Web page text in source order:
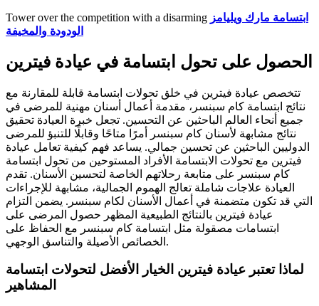
Tower over the competition with a disarming ابتسامة مارك ويليامز
الودودة والمخيفة
الحصول على تحول ابتسامة في عيادة فيترين
تتخصص عيادة فيترين في خلق تحولات ابتسامة قابلة للمقارنة مع
نتائج ابتسامة كام سبنسر، مقدمة أعمال أسنان مهنية للمرضى في
جميع أنحاء العالم الباحثين عن التحسين. تجعل خبرة العيادة تحقيق
نتائج مشابهة لأسنان كام سبنسر أمرًا متاحًا وقابلًا للتنبؤ للمرضى
الدوليين الباحثين عن تحسين جمالي. يساعد فهم كيفية تعامل عيادة
فيترين مع تحولات الابتسامة الأفراد المستوحين من تحول ابتسامة
كام سبنسر على متابعة رحلاتهم الخاصة لتحسين الأسنان. تقدم
العيادة علاجات شاملة تعالج الهموم الجمالية، مشابهة للإجراءات
التي قد تكون متضمنة في أعمال الأسنان لكام سبنسر. يضمن التزام
عيادة فيترين بالنتائج الطبيعية المظهر حصول المرضى على
ابتسامات مصقولة مثل ابتسامة كام سبنسر مع الحفاظ على
الخصائص الأصيلة والتناسق الوجهي.
لماذا تعتبر عيادة فيترين الخيار الأفضل لتحولات ابتسامة
المشاهير